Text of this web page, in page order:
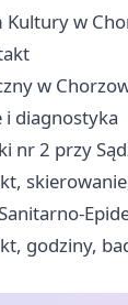
Kultury w
w
i diagnostyka
nr 2 przy
godziny,